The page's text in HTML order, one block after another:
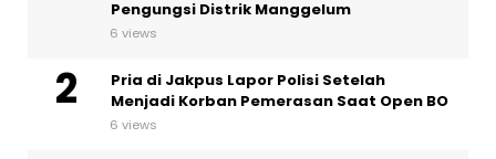
Pengungsi Distrik Manggelum
6 views
Pria di Jakpus Lapor Polisi Setelah
Menjadi Korban Pemerasan Saat Open BO
6 views